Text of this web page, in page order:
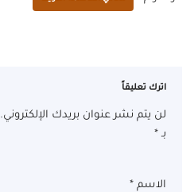
اترك تعليقاً
لن يتم نشر عنوان بريدك الإلكتروني.
بـ *
الاسم *